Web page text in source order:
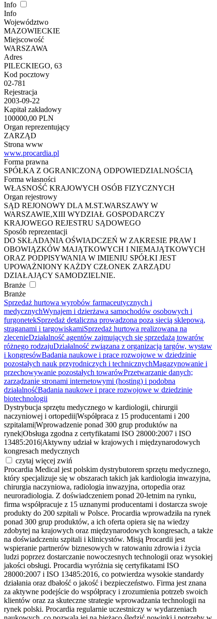
Info
Info
Województwo
MAZOWIECKIE
Miejscowość
WARSZAWA
Adres
PILECKIEGO, 63
Kod pocztowy
02-781
Rejestracja
2003-09-22
Kapitał zakładowy
100000,00 PLN
Organ reprezentujący
ZARZĄD
Strona www
www.procardia.pl
Forma prawna
SPÓŁKA Z OGRANICZONĄ ODPOWIEDZIALNOŚCIĄ
Forma własności
WŁASNOŚĆ KRAJOWYCH OSÓB FIZYCZNYCH
Organ rejestrowy
SĄD REJONOWY DLA M.ST.WARSZAWY W
WARSZAWIE,XIII WYDZIAŁ GOSPODARCZY
KRAJOWEGO REJESTRU SĄDOWEGO
Sposób reprezentacji
DO SKŁADANIA OŚWIADCZEŃ W ZAKRESIE PRAW I
OBOWIĄZKÓW MAJĄTKOWYCH I NIEMAJĄTKOWYCH
ORAZ PODPISYWANIA W IMIENIU SPÓŁKI JEST
UPOWAŻNIONY KAŻDY CZŁONEK ZARZĄDU
DZIAŁAJĄCY SAMODZIELNIE.
Branże
Branże
Sprzedaż hurtowa wyrobów farmaceutycznych i
medycznychWynajem i dzierżawa samochodów osobowych i
furgonetekSprzedaż detaliczna prowadzona poza siecią sklepową,
straganami i targowiskamiSprzedaż hurtowa realizowana na
zlecenieDziałalność agentów zajmujących się sprzedażą towarów
różnego rodzajuDziałalność związana z organizacją targów, wystaw
i kongresówBadania naukowe i prace rozwojowe w dziedzinie
pozostałych nauk przyrodniczych i technicznychMagazynowanie i
przechowywanie pozostałych towarówPrzetwarzanie danych;
zarządzanie stronami internetowymi (hosting) i podobna
działalnośćBadania naukowe i prace rozwojowe w dziedzinie
biotechnologii
Dystrybucja sprzętu medycznego w kardiologii, chirurgii
naczyniowej i ortopediiWspółpraca z 15 producentami i 200
szpitalamiWprowadzenie ponad 300 grup produktów na
rynekObsługa zgodna z certyfikatami ISO 28000:2007 i ISO
13485:2016Aktywny udział w krajowych i międzynarodowych
kongresach medycznych
czytaj więcej zwiń
Procardia Medical jest polskim dystrybutorem sprzętu medycznego,
który specjalizuje się w obszarach takich jak kardiologia inwazyjna,
chirurgia naczyniowa, radiologia inwazyjna, ortopedia oraz
neuroradiologia. Z doświadczeniem ponad 20-letnim na rynku,
firma współpracuje z 15 uznanymi producentami i dostarcza swoje
produkty do 200 szpitali w Polsce. Procardia wprowadziła na rynek
ponad 300 grup produktów, a ich oferta opiera się na wiedzy
zdobytej na krajowych oraz międzynarodowych kongresach, a także
na doświadczeniu szpitali i klinicystów. Misją Procardii jest
wspieranie partnerów biznesowych w ratowaniu zdrowia i życia
ludzi poprzez dostarczanie nowoczesnych technologii oraz wysokiej
jakości obsługi. Procardia wyróżnia się certyfikatami ISO
28000:2007 i ISO 13485:2016, co potwierdza wysokie standardy
działania oraz dbałość o jakość i bezpieczeństwo. Firma jest znana
za aktywne podejście do współpracy i zrozumienia potrzeb swoich
klientów oraz za skuteczne strategie wprowadzania technologii na
rynek polski. Procardia regularnie uczestniczy w wydarzeniach